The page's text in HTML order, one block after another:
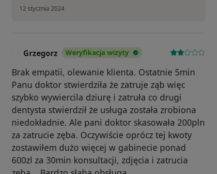
12 stycznia 2024
Grzegorz Weryfikacja wizyty
Brak empatii, olewanie klienta. Ostatnie 5min
Panu doktor stwierdziła że zatruje ząb więc
szybko wywiercila dziurę i zatruła co drugi
dentysta stwierdził że usługa została zrobiona
niedokładnie. Ale pani doktor skasowała 200pln
za zatrucie zęba. Oczywiście oprócz tej kwoty
zostawiłem dużo więcej w gabinecie ponad
600zl za 30min konsultacji, zdjęcia i zatrucia